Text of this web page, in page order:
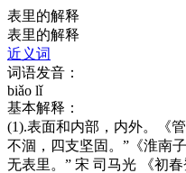
表里的解释
表里的解释
近义词
词语发音：
biǎo lǐ
基本解释：
(1).表面和内部，内外。《
不涸，四支坚固。”《淮南
无表里。” 宋 司马光 《初